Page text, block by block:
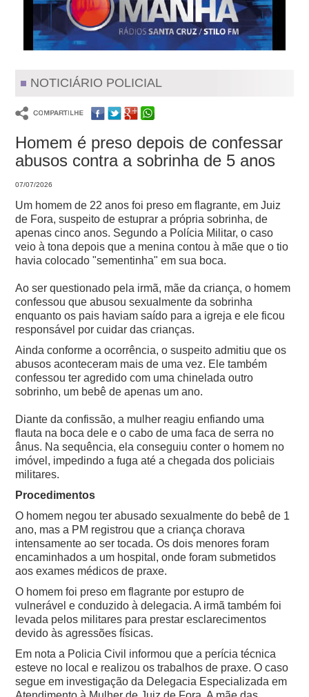
NOTICIÁRIO POLICIAL
Homem é preso depois de confessar
abusos contra a sobrinha de 5 anos
07/07/2026
Um homem de 22 anos foi preso em flagrante, em Juiz
de Fora, suspeito de estuprar a própria sobrinha, de
apenas cinco anos. Segundo a Polícia Militar, o caso
veio à tona depois que a menina contou à mãe que o tio
havia colocado "sementinha" em sua boca.
Ao ser questionado pela irmã, mãe da criança, o homem
confessou que abusou sexualmente da sobrinha
enquanto os pais haviam saído para a igreja e ele ficou
responsável por cuidar das crianças.
Ainda conforme a ocorrência, o suspeito admitiu que os
abusos aconteceram mais de uma vez. Ele também
confessou ter agredido com uma chinelada outro
sobrinho, um bebê de apenas um ano.
Diante da confissão, a mulher reagiu enfiando uma
flauta na boca dele e o cabo de uma faca de serra no
ânus. Na sequência, ela conseguiu conter o homem no
imóvel, impedindo a fuga até a chegada dos policiais
militares.
Procedimentos
O homem negou ter abusado sexualmente do bebê de 1
ano, mas a PM registrou que a criança chorava
intensamente ao ser tocada. Os dois menores foram
encaminhados a um hospital, onde foram submetidos
aos exames médicos de praxe.
O homem foi preso em flagrante por estupro de
vulnerável e conduzido à delegacia. A irmã também foi
levada pelos militares para prestar esclarecimentos
devido às agressões físicas.
Em nota a Policia Civil informou que a perícia técnica
esteve no local e realizou os trabalhos de praxe. O caso
segue em investigação da Delegacia Especializada em